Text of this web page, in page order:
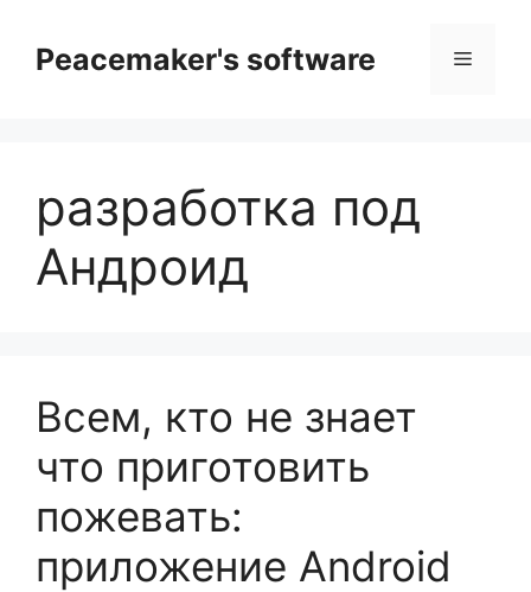
содержимому
Peacemaker's software Меню
разработка под
Андроид
Всем, кто не знает
что приготовить
пожевать:
приложение Android